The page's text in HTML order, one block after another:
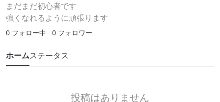
まだまだ初心者です
強くなれるように頑張ります
0 フォロー中 0 フォロワー
ホームステータス
投稿はありません